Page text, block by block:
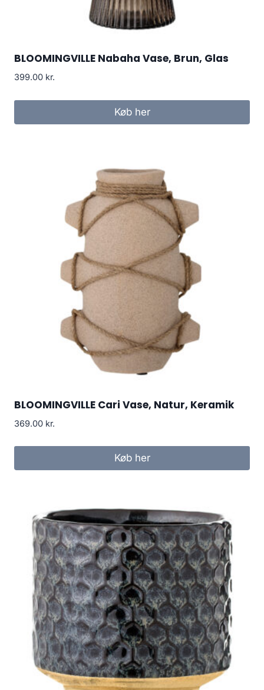
BLOOMINGVILLE Nabaha Vase, Brun, Glas
399.00 kr.
Køb her
BLOOMINGVILLE Cari Vase, Natur, Keramik
369.00 kr.
Køb her